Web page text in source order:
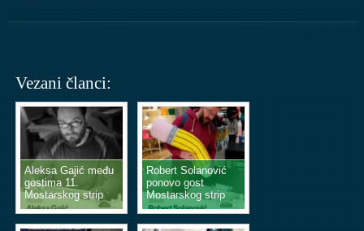
Vezani članci:
Aleksa Gajić među
gostima 11.
Mostarskog strip
vikenda
Robert Solanović
ponovo gost
Mostarskog strip
vikenda